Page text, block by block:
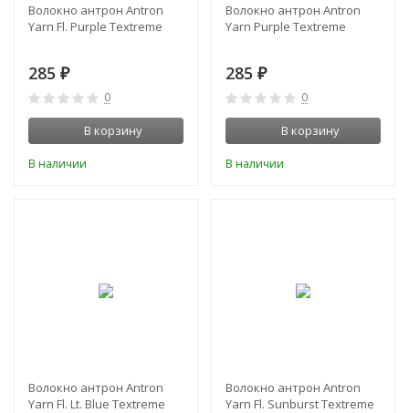
Волокно антрон Antron
Yarn Fl. Purple Textreme
285 ₽
0
В корзину
В наличии
Волокно антрон Antron
Yarn Purple Textreme
285 ₽
0
В корзину
В наличии
Волокно антрон Antron
Yarn Fl. Lt. Blue Textreme
Волокно антрон Antron
Yarn Fl. Sunburst Textreme